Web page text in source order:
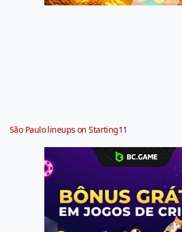
São Paulo lineups on Starting11